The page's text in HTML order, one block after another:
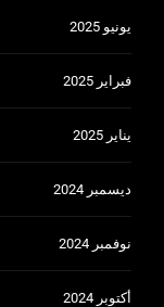
يونيو 2025
فبراير 2025
يناير 2025
ديسمبر 2024
نوفمبر 2024
أكتوبر 2024